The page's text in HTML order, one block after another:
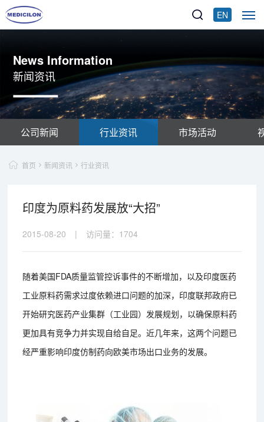
EN
News Information
新闻资讯
公司新闻 行业资讯 市场活动
首页 新闻资讯 行业资讯
印度为原料药发展放“大招”
2015-08-20 | 访问量： 1704
随着美国FDA质量监管控诉事件的不断增加，以及印度医药
工业原料药需求过度依赖进口问题的加深，印度联邦政府已
开始研究医药产业集群（工业园）发展规划，以确保原料药
更加具有竞争力并实现自给自足。近几年来，这两个问题已
经严重影响印度仿制药向欧美市场出口业务的发展。